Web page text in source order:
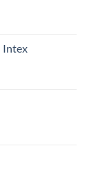
Intex